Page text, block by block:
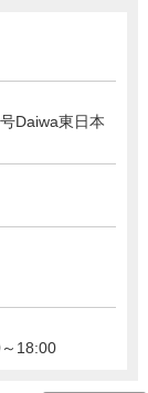
Daiwa東日本
18:00